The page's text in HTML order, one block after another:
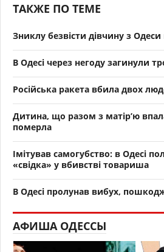
ТАКЖЕ ПО ТЕМЕ
Зниклу безвісти дівчину з
В Одесі через негоду загинули
Російська ракета вбила двох
Дитина, що разом з матір’ю
померла
Імітував самогубство: в Одесі
«свідка» у вбивстві товариша
В Одесі пролунав вибух,
АФИША ОДЕССЫ